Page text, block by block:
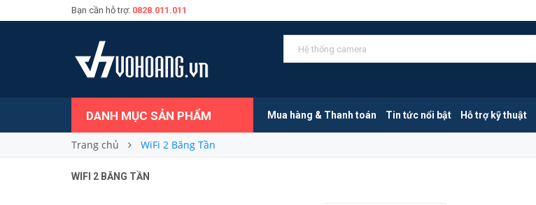
Bạn cần hỗ trợ: 0828.011.011
DANH MỤC SẢN PHẨM Mua hàng & Thanh toán Tin tức nổi bật Hỗ trợ kỹ thuật
Trang chủ WiFi 2 Băng Tần
WIFI 2 BĂNG TẦN